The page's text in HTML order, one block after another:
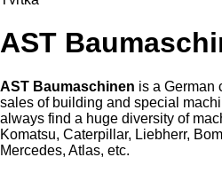
AST
AST Baumaschinen is a German
sales of building and special
always find a huge diversity of
Komatsu, Caterpillar, Liebherr,
Mercedes, Atlas, etc.